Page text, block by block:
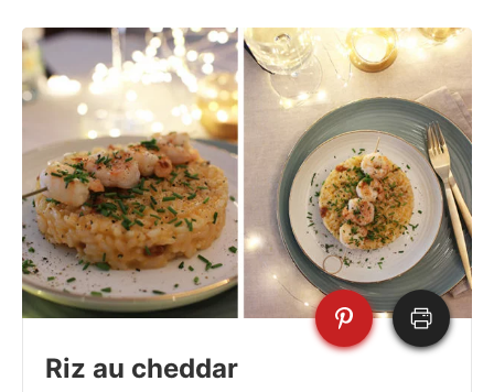
Riz au cheddar